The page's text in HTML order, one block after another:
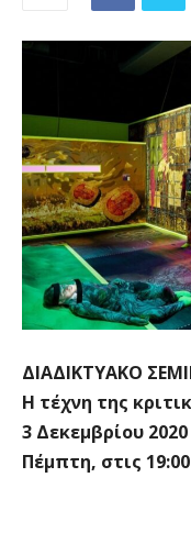
ΔΙΑΔΙΚΤΥΑΚΟ
Η τέχνη της
3 Δεκεμβρίου
Πέμπτη, στις 19:00